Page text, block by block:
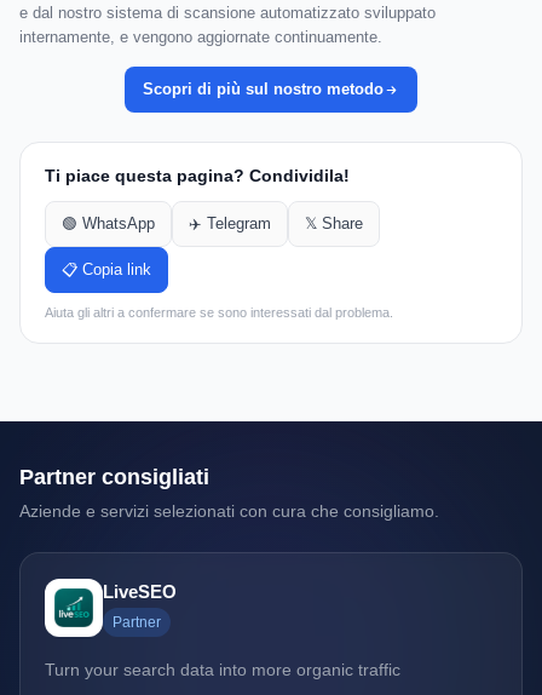
e dal nostro sistema di scansione automatizzato sviluppato
internamente, e vengono aggiornate continuamente.
Scopri di più sul nostro metodo
Ti piace questa pagina? Condividila!
🟢 WhatsApp ✈️ Telegram 𝕏 Share
📋 Copia link
Aiuta gli altri a confermare se sono interessati dal problema.
Partner consigliati
Aziende e servizi selezionati con cura che consigliamo.
LiveSEO
Partner
Turn your search data into more organic traffic